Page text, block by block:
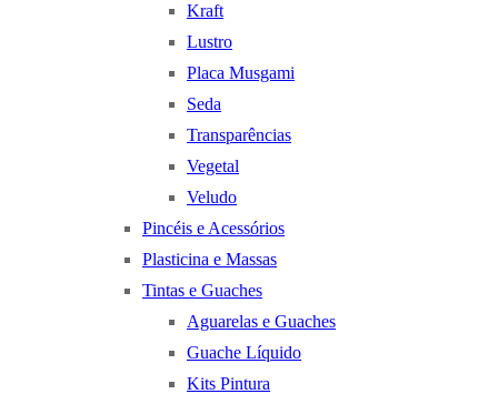
Kraft
Lustro
Placa Musgami
Seda
Transparências
Vegetal
Veludo
Pincéis e Acessórios
Plasticina e Massas
Tintas e Guaches
Aguarelas e Guaches
Guache Líquido
Kits Pintura